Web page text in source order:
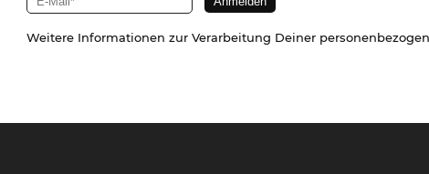
Weitere Informationen zur Verarbeitung Deiner